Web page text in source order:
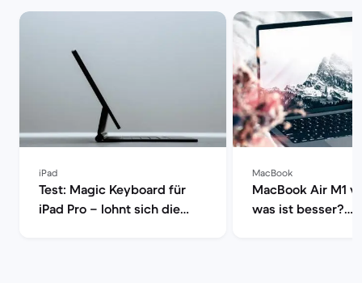
iPad
Test: Magic Keyboard für
iPad Pro – lohnt sich die
MacBook
MacBook Air M1
was ist besser?